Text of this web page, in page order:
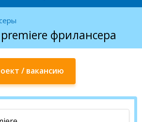
фрилансера
/ вакансию